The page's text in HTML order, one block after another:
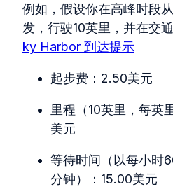
例如，假设你在高峰时段
发，行驶10英里，并在交
ky Harbor 到达提示
起步费：2.50美元
里程（10英里，每
美元
等待时间（以每小时
分钟）：15.00美元